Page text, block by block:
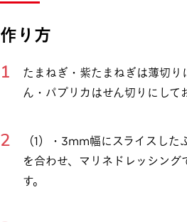
作り方
たまねぎ・紫たまねぎは薄切り
ん・パプリカはせん切りにして
（1）・3mm幅にスライスした
を合わせ、マリネドレッシング
す。